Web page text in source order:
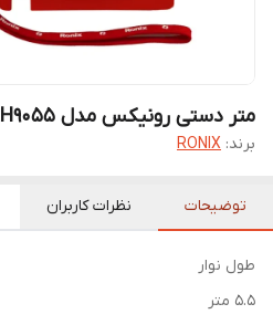
متر دستی رونیکس مدل RH9055 طول ۵.۵
برند: RONIX
توضیحات نظرات کاربران
طول نوار
5.5 متر